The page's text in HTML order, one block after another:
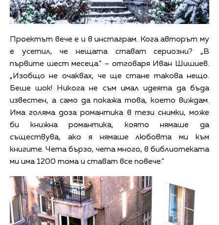
Проектът вече е и в инстаграм. Кога авторът му
е усетил, че нещата стават сериозни? „В
първите шест месеца.“ – отговаря Иван Шишиев.
„Изобщо не очаквах, че ще стане такова нещо.
Беше шок! Никога не съм имал идеята да бъда
известен, а само да покажа това, което виждам.
Има голяма доза романтика в тези снимки, може
би книжна романтика, която нямаше да
съществува, ако я нямаше любовта ми към
книгите. Чета бързо, чета много, в библиотеката
ми има 1200 тома и стават все повече.“